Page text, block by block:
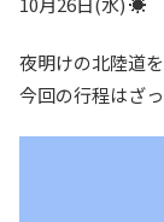
夜明けの北陸道
今回の行程はざ